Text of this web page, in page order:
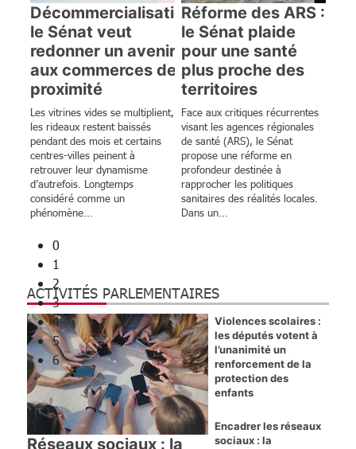
ENJEUX ET DÉBATS
Les flammes ne lisent pas le Code de
l’environnement ; elles se nourrissent de
nos renoncements
Par Yves d’Amécourt, viticulteur et
sylviculteur, ancien élu local de Gironde
0
1
2
3
4
5
6
Décommercialisation :
le Sénat veut
redonner un avenir
aux commerces de
proximité
Les vitrines vides se multiplient,
les rideaux restent baissés
pendant des mois et certains
centres-villes peinent à
retrouver leur dynamisme
d’autrefois. Longtemps
considéré comme un
phénomène...
Réforme des ARS :
le Sénat plaide
pour une santé
plus proche des
territoires
Face aux critiques récurrentes
visant les agences régionales
de santé (ARS), le Sénat
propose une réforme en
profondeur destinée à
rapprocher les politiques
sanitaires des réalités locales.
Dans un...
ACTIVITÉS PARLEMENTAIRES
Réseaux sociaux : la
Violences scolaires :
les députés votent à
l’unanimité un
renforcement de la
protection des
enfants
Encadrer les réseaux
sociaux : la